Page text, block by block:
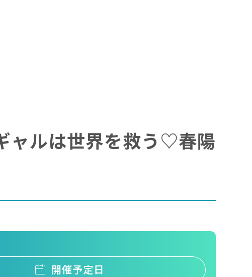
ャルは世界を救う♡春陽
開催予定日